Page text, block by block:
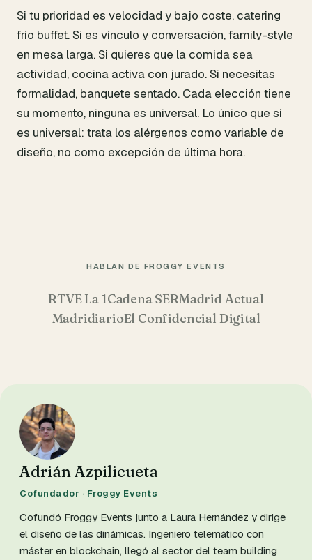
Si tu prioridad es velocidad y bajo coste, catering
frío buffet. Si es vínculo y conversación, family-style
en mesa larga. Si quieres que la comida sea
actividad, cocina activa con jurado. Si necesitas
formalidad, banquete sentado. Cada elección tiene
su momento, ninguna es universal. Lo único que sí
es universal: trata los alérgenos como variable de
diseño, no como excepción de última hora.
HABLAN DE FROGGY EVENTS
RTVE La 1Cadena SERMadrid Actual
MadridiarioEl Confidencial Digital
Adrián Azpilicueta
Cofundador · Froggy Events
Cofundó Froggy Events junto a Laura Hernández y dirige
el diseño de las dinámicas. Ingeniero telemático con
máster en blockchain, llegó al sector del team building